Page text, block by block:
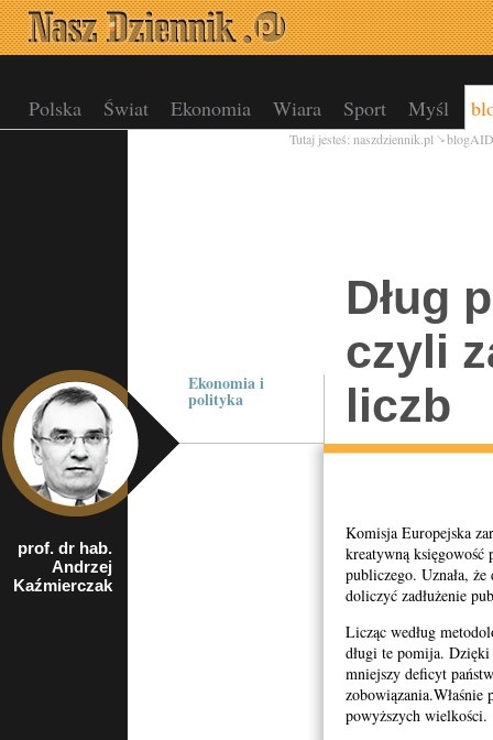
Polska Świat Ekonomia Wiara Sport Myśl
Tutaj jesteś: naszdziennik.pl blogAID
Ekonomia i
polityka
Dług
czyli
liczb
prof. dr hab.
Andrzej
Kaźmierczak
Komisja Europejska
kreatywną księgowość
publiczego. Uznała,
doliczyć zadłużenie
Licząc według
długi te pomija.
mniejszy deficyt
zobowiązania.Właśnie
powyższych wielkości.